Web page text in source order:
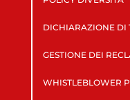
DICHIARAZIONE DI
GESTIONE DEI
WHISTLEBLOWER